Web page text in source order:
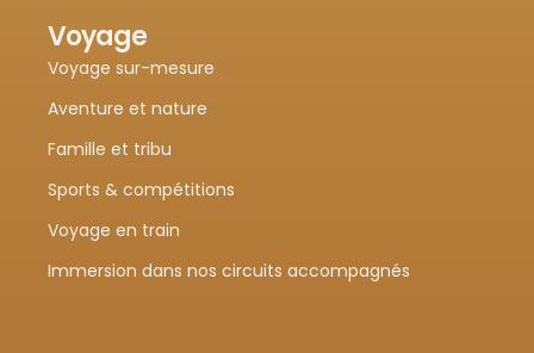
Voyage
Voyage sur-mesure
Aventure et nature
Famille et tribu
Sports & compétitions
Voyage en train
Immersion dans nos circuits accompagnés